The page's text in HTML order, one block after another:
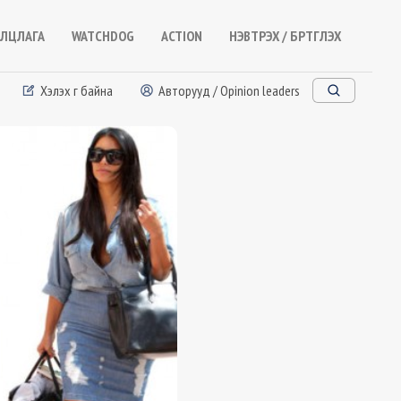
WATCHDOG ACTION НЭВТРЭХ / БҮРТГҮҮЛЭХ
Хэлэх үг байна Авторууд / Opinion leaders